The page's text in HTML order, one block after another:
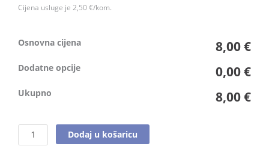
Cijena usluge je 2,50 €/kom.
Osnovna cijena 8,00 €
Dodatne opcije 0,00 €
Ukupno 8,00 €
Dodaj u košaricu